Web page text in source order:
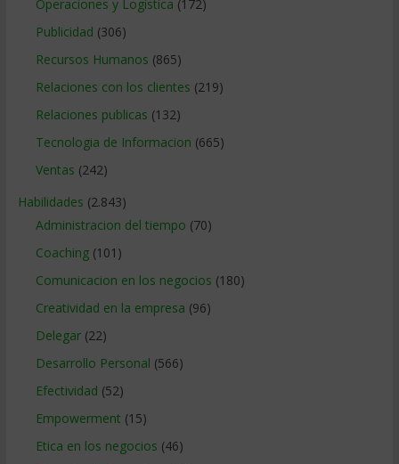
Operaciones y Logística (172)
Publicidad (306)
Recursos Humanos (865)
Relaciones con los clientes (219)
Relaciones publicas (132)
Tecnologia de Informacion (665)
Ventas (242)
Habilidades (2.843)
Administracion del tiempo (70)
Coaching(101)
Comunicacion en los negocios (180)
Creatividad en la empresa (96)
Delegar(22)
Desarrollo Personal (566)
Efectividad (52)
Empowerment (15)
Etica en los negocios (46)